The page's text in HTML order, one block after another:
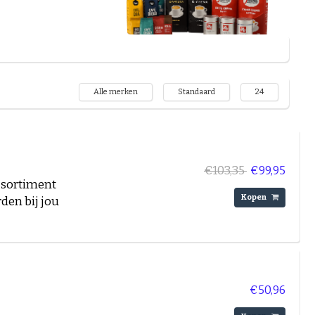
of een
belang. Ben je een
voorkeur met
Ook hier biedt
Alle merken Standaard 24
bij jou
€103,35 €99,95
Kopen
€50,96